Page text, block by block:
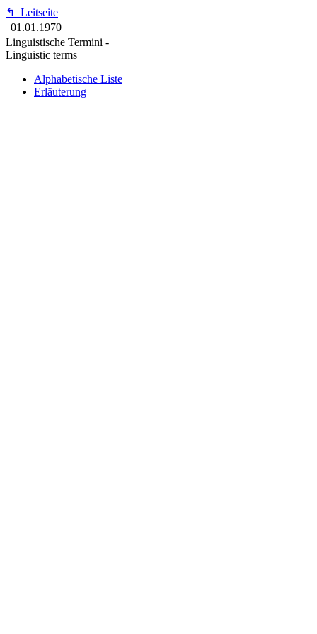
↰
Leitseite
01.01.1970
Linguistische Termini -
Linguistic terms
Alphabetische Liste
Erläuterung